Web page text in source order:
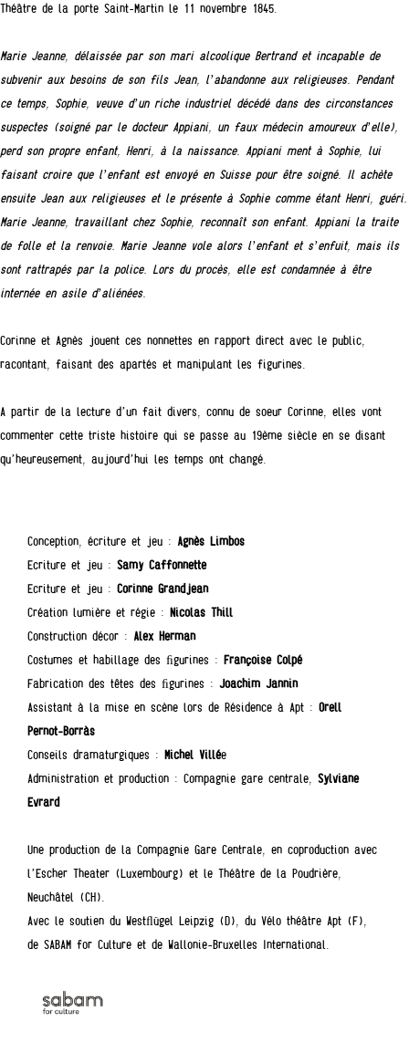
Théâtre de la porte Saint-Martin le 11 novembre 1845.
Marie Jeanne, délaissée par son mari alcoolique Bertrand et incapable de
subvenir aux besoins de son fils Jean, l’abandonne aux religieuses. Pendant
ce temps, Sophie, veuve d’un riche industriel décédé dans des circonstances
suspectes (soigné par le docteur Appiani, un faux médecin amoureux d’elle),
perd son propre enfant, Henri, à la naissance. Appiani ment à Sophie, lui
faisant croire que l’enfant est envoyé en Suisse pour être soigné. Il achète
ensuite Jean aux religieuses et le présente à Sophie comme étant Henri, guéri.
Marie Jeanne, travaillant chez Sophie, reconnaît son enfant. Appiani la traite
de folle et la renvoie. Marie Jeanne vole alors l’enfant et s’enfuit, mais ils
sont rattrapés par la police. Lors du procès, elle est condamnée à être
internée en asile d’aliénées.
Corinne et Agnès jouent ces nonnettes en rapport direct avec le public,
racontant, faisant des apartés et manipulant les figurines.
A partir de la lecture d’un fait divers, connu de soeur Corinne, elles vont
commenter cette triste histoire qui se passe au 19ème siècle en se disant
qu’heureusement, aujourd’hui les temps ont changé.
Conception, écriture et jeu : Agnès Limbos
Ecriture et jeu : Samy Caffonnette
Ecriture et jeu : Corinne Grandjean
Création lumière et régie : Nicolas Thill
Construction décor : Alex Herman
Costumes et habillage des ﬁgurines : Françoise Colpé
Fabrication des têtes des ﬁgurines : Joachim Jannin
Assistant à la mise en scène lors de Résidence à Apt : Orell
Pernot-Borràs
Conseils dramaturgiques : Michel Villée
Administration et production : Compagnie gare centrale, Sylviane
Evrard
Une production de la Compagnie Gare Centrale, en coproduction avec
l’Escher Theater (Luxembourg) et le Théâtre de la Poudrière,
Neuchâtel (CH).
Avec le soutien du Westﬂügel Leipzig (D), du Vélo théâtre Apt (F),
de SABAM for Culture et de Wallonie-Bruxelles International.